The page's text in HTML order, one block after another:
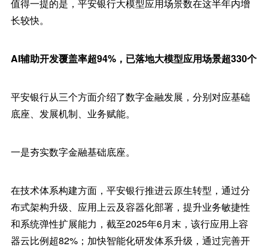
值得一提的是，平安银行大模型应用场景数在这半年内增
长较快。
AI辅助开发覆盖率超94%，已落地大模型应用场景超330个
平安银行从三个方面介绍了数字金融发展，分别对应基础
底座、发展机制、业务赋能。
一是夯实数字金融基础底座。
在技术体系构建方面，平安银行推进云原生转型，通过分
布式架构升级、应用上云及容器化部署，提升业务敏捷性
和系统弹性扩展能力，截至2025年6月末，该行应用上容
器云比例超82%；加快智能化研发体系升级，通过完善开